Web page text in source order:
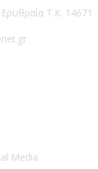
Τ.Κ. 14671
Media